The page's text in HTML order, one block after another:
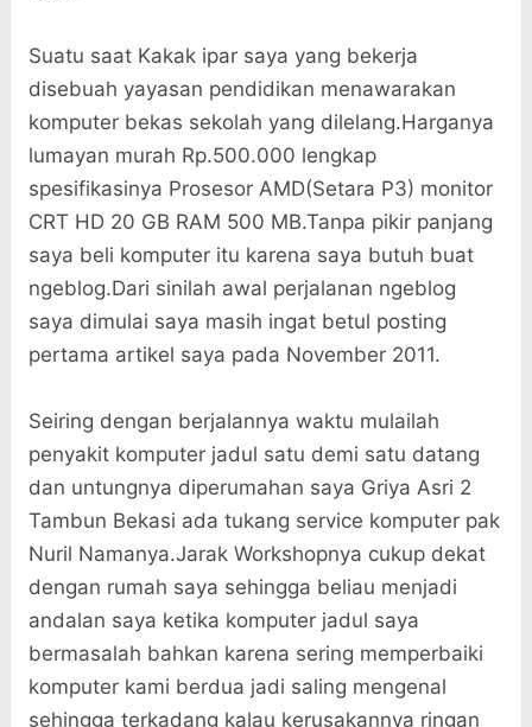
Suatu saat Kakak ipar saya yang bekerja
disebuah yayasan pendidikan menawarakan
komputer bekas sekolah yang dilelang.Harganya
lumayan murah Rp.500.000 lengkap
spesifikasinya Prosesor AMD(Setara P3) monitor
CRT HD 20 GB RAM 500 MB.Tanpa pikir panjang
saya beli komputer itu karena saya butuh buat
ngeblog.Dari sinilah awal perjalanan ngeblog
saya dimulai saya masih ingat betul posting
pertama artikel saya pada November 2011.
Seiring dengan berjalannya waktu mulailah
penyakit komputer jadul satu demi satu datang
dan untungnya diperumahan saya Griya Asri 2
Tambun Bekasi ada tukang service komputer pak
Nuril Namanya.Jarak Workshopnya cukup dekat
dengan rumah saya sehingga beliau menjadi
andalan saya ketika komputer jadul saya
bermasalah bahkan karena sering memperbaiki
komputer kami berdua jadi saling mengenal
sehingga terkadang kalau kerusakannya ringan